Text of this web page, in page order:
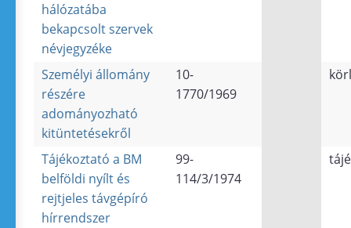
hálózatába
bekapcsolt szervek
névjegyzéke
Személyi állomány
részére
adományozható
kitüntetésekről
10-
1770/1969
Tájékoztató a BM
belföldi nyílt és
rejtjeles távgépíró
hírrendszer
99-
114/3/1974